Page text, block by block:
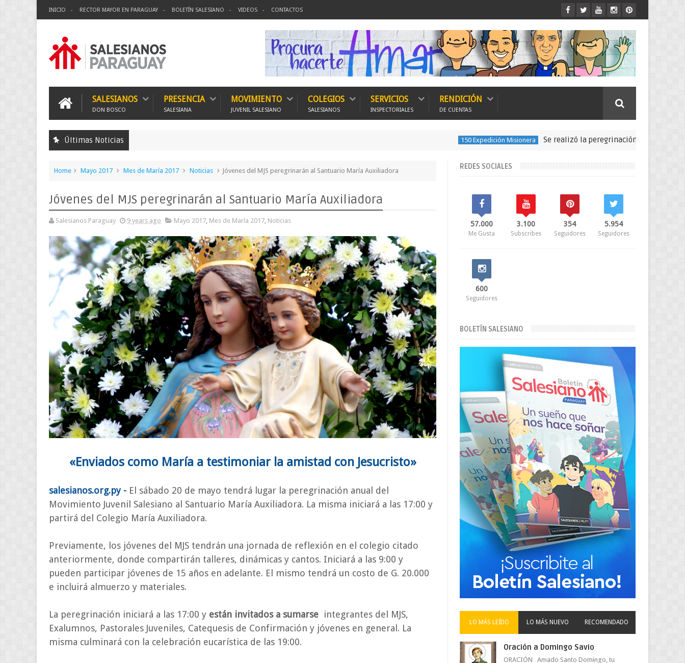
INICIO RECTOR MAYOR EN PARAGUAY BOLETÍN SALESIANO VIDEOS CONTACTOS
SALESIANOS
DON BOSCO
PRESENCIA
SALESIANA
MOVIMIENTO
JUVENIL SALESIANO
COLEGIOS
SALESIANOS
SERVICIOS
INSPECTORIALES
RENDICIÓN
DE CUENTAS
Últimas Noticias 150 Expedición Misionera Se realizó la peregrinación para seguir las
Home Mayo 2017 Mes de María 2017 Noticias Jóvenes del MJS peregrinarán al Santuario María Auxiliadora
Jóvenes del MJS peregrinarán al Santuario María Auxiliadora
Salesianos Paraguay 9 years ago Mayo 2017, Mes de María 2017, Noticias
«Enviados como María a testimoniar la amistad con Jesucristo»
salesianos.org.py - El sábado 20 de mayo tendrá lugar la peregrinación anual del
Movimiento Juvenil Salesiano al Santuario María Auxiliadora. La misma iniciará a las 17:00 y
partirá del Colegio María Auxiliadora.
Previamente, los jóvenes del MJS tendrán una jornada de reflexión en el colegio citado
anteriormente, donde compartirán talleres, dinámicas y cantos. Iniciará a las 9:00 y
pueden participar jóvenes de 15 años en adelante. El mismo tendrá un costo de G. 20.000
e incluirá almuerzo y materiales.
La peregrinación iniciará a las 17:00 y están invitados a sumarse integrantes del MJS,
Exalumnos, Pastorales Juveniles, Catequesis de Confirmación y jóvenes en general. La
misma culminará con la celebración eucarística de las 19:00.
REDES SOCIALES
57.000
Me Gusta
3.100
Subscribes
354
Seguidores
5.954
Seguidores
600
Seguidores
BOLETÍN SALESIANO
LO MÁS LEÍDO LO MÁS NUEVO RECOMENDADO
Oración a Domingo Savio
ORACIÓN Amado Santo Domingo, tu